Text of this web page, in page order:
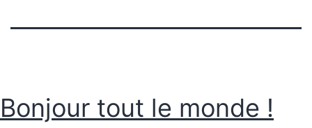
Bonjour tout le monde !